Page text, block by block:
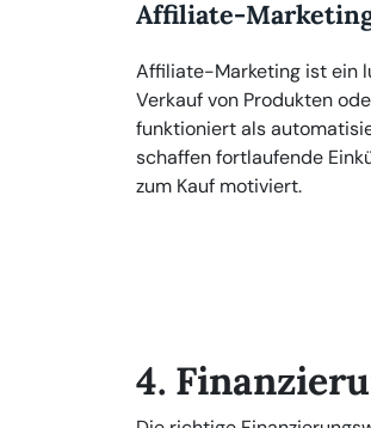
Affiliate-
Affiliate-Marketing ist ein
Verkauf von Produkten
funktioniert als
schaffen fortlaufende
zum Kauf motiviert.
4.